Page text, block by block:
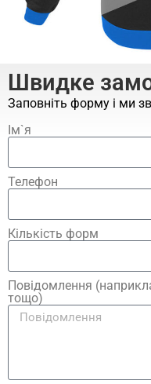
Швидке
Заповніть форму і ми
Ім`я
Телефон
Кількість форм
Повідомлення
тощо)